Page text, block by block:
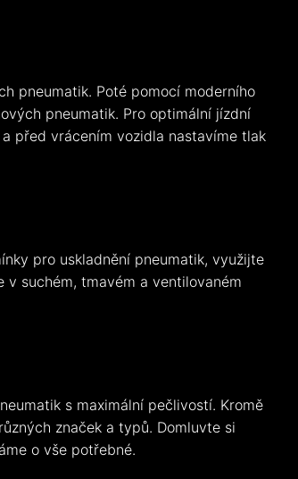
pneumatik. Poté pomocí moderního
pneumatik. Pro optimální jízdní
před vrácením vozidla nastavíme tlak
pro uskladnění pneumatik, využijte
v suchém, tmavém a ventilovaném
s maximální pečlivostí. Kromě
značek a typů. Domluvte si
o vše potřebné.